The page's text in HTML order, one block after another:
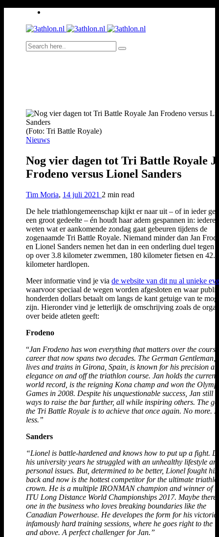
(Foto: Tri Battle Royale)
Nieuws
Nog vier dagen tot Tri Battle Royale
Frodeno versus Lionel Sanders
Tim Moria, 14 juli 2021 2 min read
De hele triathlongemeenschap kijkt er naar uit – of in ieder
een groot gedeelte – én houdt haar adem gespannen in:
weten wat er aankomende zondag gaat gebeuren tijdens de
zogenaamde Tri Battle Royale. Niemand minder dan Jan
en Lionel Sanders nemen het dan in een onderling duel tegen
op over 3.8 kilometer zwemmen, 180 kilometer fietsen en 42.2
kilometer hardlopen.
Meer informatie vind je via de website van dit nu al unieke
waarvoor speciaal de wegen worden afgesloten en waar
honderden dollars betaalt om langs de kant getuige van te
zijn. Hieronder vind je letterlijk de omschrijving zoals de
over beide atleten geeft:
Frodeno
“Jan Frodeno has won everything that matters over the
career that now spans two decades. The German Gentleman,
lives and trains in Girona, Spain, is known for his precision
elegance on and off the triathlon course. Jan holds the current
world record, is the reigning Kona champ and won the
Games in 2008. Despite his unquestionable success, Jan still
ways to raise the bar further, all while inspiring others. The
the Tri Battle Royale is to achieve that once again. No more.
less.”
Sanders
“Lionel is battle-hardened and knows how to put up a fight.
his university years he struggled with an unhealthy lifestyle
personal issues. But, determined to be better, Lionel fought
back and now is the hottest competitor for the ultimate
crown. He is a multiple IRONMAN champion and winner of
ITU Long Distance World Championships 2017. Maybe there
one in the business who loves breaking boundaries like the
Canadian Powerhouse. He developes the form for his
infamously hard training sessions, where he goes right to the
and above. A perfect challenger for Jan.”